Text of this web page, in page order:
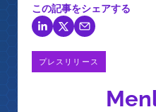
この記事をシェアする
プレスリリース